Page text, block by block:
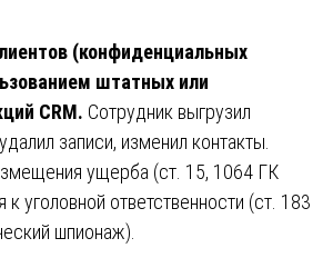
(конфиденциальных
штатных или
CRM. Сотрудник выгрузил
записи, изменил контакты.
ущерба (ст. 15, 1064 ГК
уголовной ответственности (ст. 183
шпионаж).